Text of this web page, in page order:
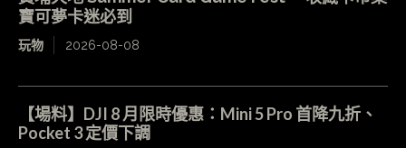
寶可夢卡迷必到
玩物 2026-08-08
【場料】DJI 8 月限時優惠：Mini 5 Pro 首降九折、
Pocket 3 定價下調